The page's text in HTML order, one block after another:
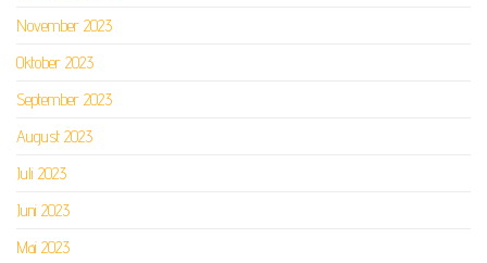
November 2023
Oktober 2023
September 2023
August 2023
Juli 2023
Juni 2023
Mai 2023